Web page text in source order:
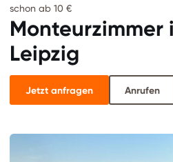
schon ab 10 €
Monteurzimmer
Leipzig
Jetzt anfragen Anrufen